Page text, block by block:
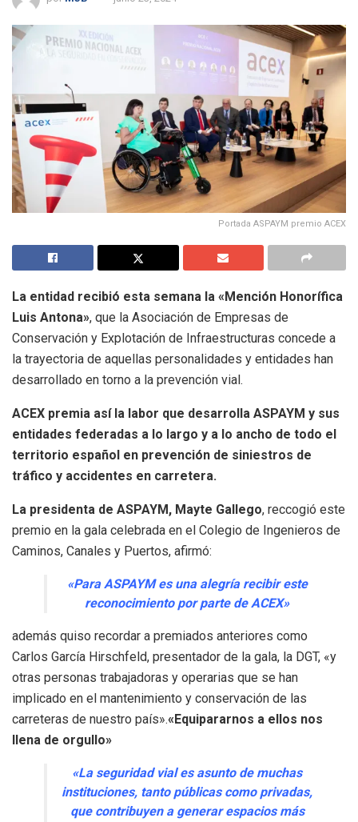
Portada ASPAYM premio ACEX
La entidad recibió esta semana la «Mención Honorífica
Luis Antona», que la Asociación de Empresas de
Conservación y Explotación de Infraestructuras concede a
la trayectoria de aquellas personalidades y entidades han
desarrollado en torno a la prevención vial.
ACEX premia así la labor que desarrolla ASPAYM y sus
entidades federadas a lo largo y a lo ancho de todo el
territorio español en prevención de siniestros de
tráfico y accidentes en carretera.
La presidenta de ASPAYM, Mayte Gallego, reccogió este
premio en la gala celebrada en el Colegio de Ingenieros de
Caminos, Canales y Puertos, afirmó:
«Para ASPAYM es una alegría recibir este
reconocimiento por parte de ACEX»
además quiso recordar a premiados anteriores como
Carlos García Hirschfeld, presentador de la gala, la DGT, «y
otras personas trabajadoras y operarias que se han
implicado en el mantenimiento y conservación de las
carreteras de nuestro país».«Equipararnos a ellos nos
llena de orgullo»
«La seguridad vial es asunto de muchas
instituciones, tanto públicas como privadas,
que contribuyen a generar espacios más